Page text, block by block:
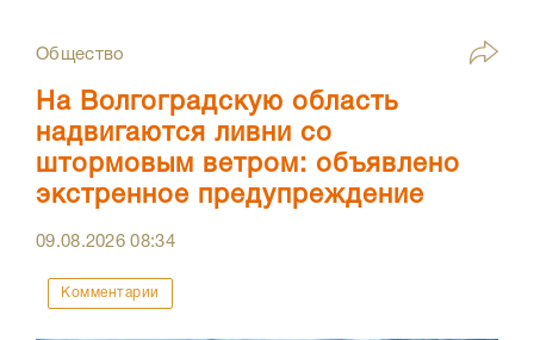
Общество
На Волгоградскую область
надвигаются ливни со
штормовым ветром: объявлено
экстренное предупреждение
09.08.202608:34
Комментарии